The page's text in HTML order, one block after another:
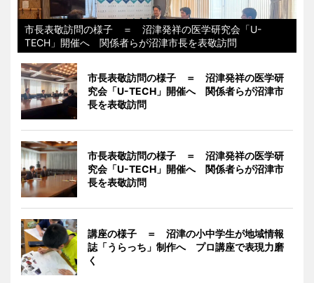
市長表敬訪問の様子 ＝ 沼津発祥の医学研究会「U-
TECH」開催へ 関係者らが沼津市長を表敬訪問
市長表敬訪問の様子 ＝ 沼津発祥の医学研
究会「U-TECH」開催へ 関係者らが沼津市
長を表敬訪問
市長表敬訪問の様子 ＝ 沼津発祥の医学研
究会「U-TECH」開催へ 関係者らが沼津市
長を表敬訪問
講座の様子 ＝ 沼津の小中学生が地域情報
誌「うらっち」制作へ プロ講座で表現力磨
く